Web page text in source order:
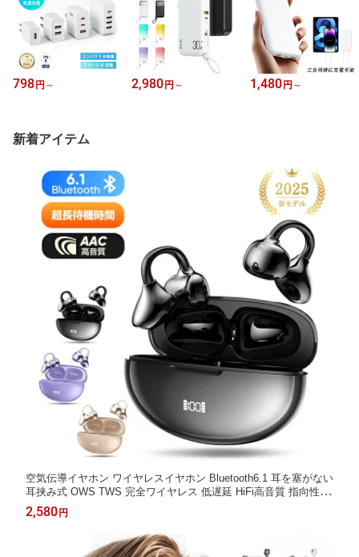
798円 ～ 2,980円 ～ 1,480円 ～
新着アイテム
空気伝導イヤホン ワイヤレスイヤホン Bluetooth6.1 耳を塞がない
耳挟み式 OWS TWS 完全ワイヤレス 低遅延 HiFi高音質 指向性音
声 軽量 快適装着 長時間再生 ENCノイズキャンセリング マイク
内蔵 防水防滴 iPhone17 iPhone16e Android対応
2,580円